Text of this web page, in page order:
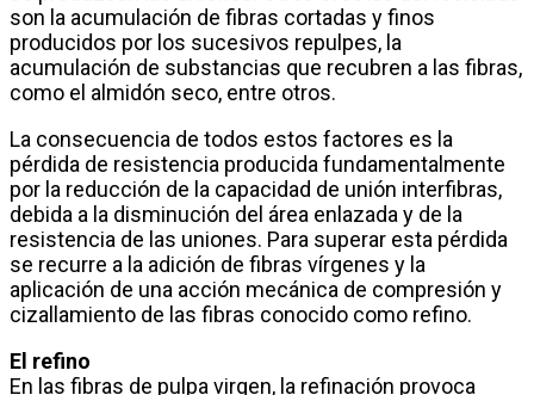
son la acumulación de fibras cortadas y finos
producidos por los sucesivos repulpes, la
acumulación de substancias que recubren a las fibras,
como el almidón seco, entre otros.
La consecuencia de todos estos factores es la
pérdida de resistencia producida fundamentalmente
por la reducción de la capacidad de unión interfibras,
debida a la disminución del área enlazada y de la
resistencia de las uniones. Para superar esta pérdida
se recurre a la adición de fibras vírgenes y la
aplicación de una acción mecánica de compresión y
cizallamiento de las fibras conocido como refino.
El refino
En las fibras de pulpa virgen, la refinación provoca